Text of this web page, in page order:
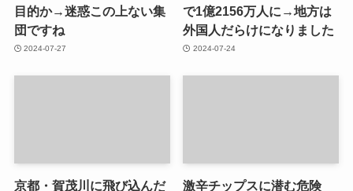
目的か→迷惑この上ない集
団ですね
2024-07-27
で1億2156万人に→地方は
外国人だらけになりました
2024-07-24
京都・賀茂川に飛び込んだ 激辛チップスに潜む危険